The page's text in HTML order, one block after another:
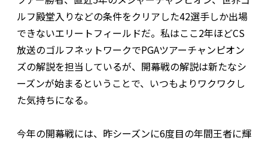
ルフ殿堂入りなどの条件をクリアした42選手しか出場
できないエリートフィールドだ。私はここ2年ほどCS
放送のゴルフネットワークでPGAツアーチャンピオン
ズの解説を担当しているが、開幕戦の解説は新たなシ
ーズンが始まるということで、いつもよりワクワクし
た気持ちになる。
今年の開幕戦には、昨シーズンに6度目の年間王者に輝